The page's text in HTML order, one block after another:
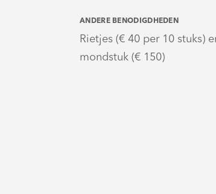
ANDERE BENODIGDHEDEN
Rietjes (€ 40 per 10 stuks)
mondstuk (€ 150)